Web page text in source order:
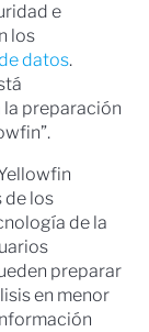
e
los
datos.
preparación
de los
de la
preparar
en menor